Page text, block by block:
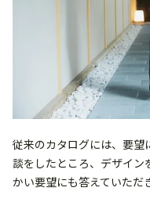
従来のカタログには、要望
談をしたところ、デザイ
かい要望にも答えていただ